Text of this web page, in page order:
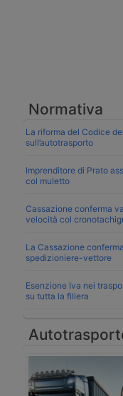
Normativa
La riforma del Codice
sull’autotrasporto
Imprenditore di Prato
col muletto
Cassazione conferma
velocità col
La Cassazione
spedizioniere-vettore
Esenzione Iva nei
su tutta la filiera
Resta alta la
tensione al
confine polacco-